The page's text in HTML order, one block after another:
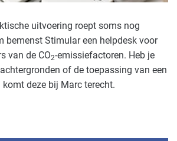
uitvoering roept soms nog
bemenst Stimular een helpdesk voor
van de CO2-emissiefactoren. Heb je
of de toepassing van een
deze bij Marc terecht.